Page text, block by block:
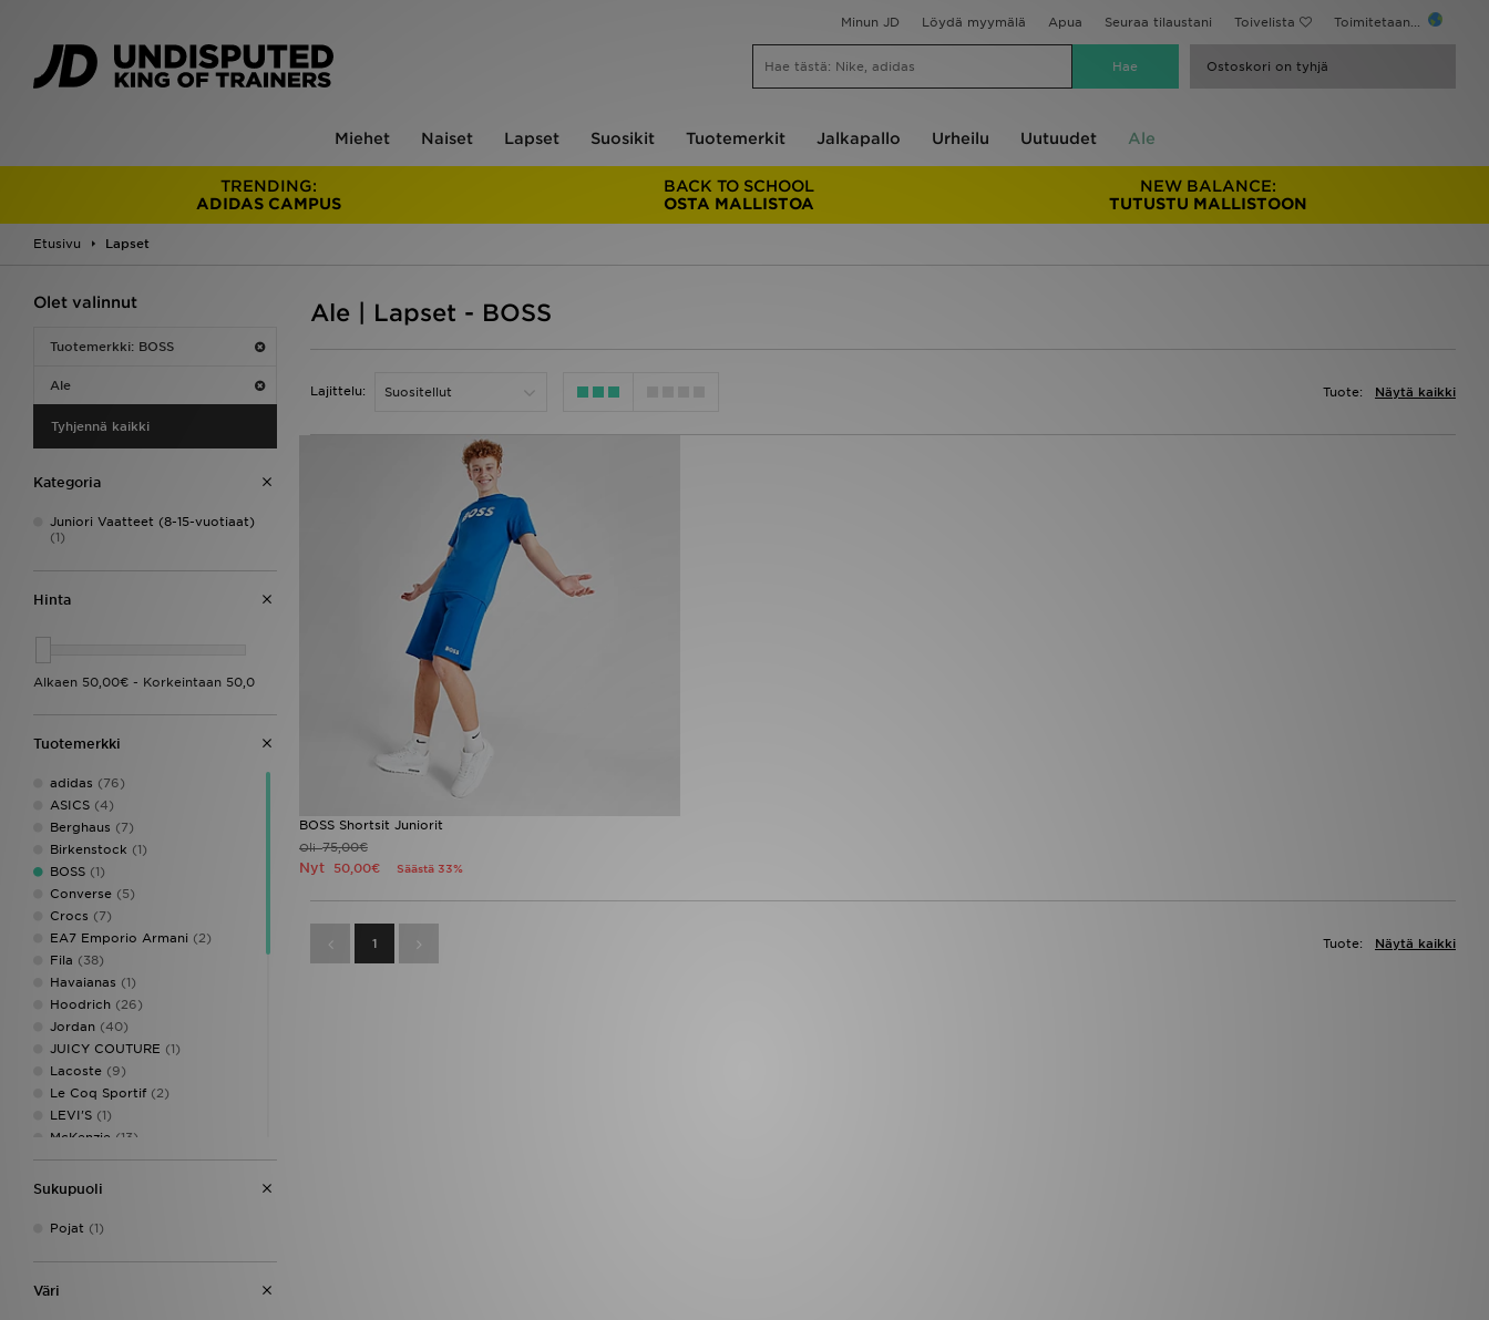
Minun JD Löydä myymälä Apua Seuraa tilaustani Toivelista Toimitetaan...
Ostoskori on tyhjä
Miehet Naiset Lapset Suosikit Tuotemerkit Jalkapallo Urheilu Uutuudet Ale
TRENDING:
ADIDAS CAMPUS
BACK TO SCHOOL
OSTA MALLISTOA
NEW BALANCE:
TUTUSTU MALLISTOON
Etusivu Lapset
Olet valinnut
Tuotemerkki: BOSS
Ale
Tyhjennä kaikki
Kategoria
Juniori Vaatteet (8-15-vuotiaat)
(1)
Hinta
Tuotemerkki
adidas (76)
ASICS (4)
Berghaus (7)
Birkenstock (1)
BOSS (1)
Converse (5)
Crocs (7)
EA7 Emporio Armani (2)
Fila (38)
Havaianas (1)
Hoodrich (26)
Jordan (40)
JUICY COUTURE (1)
Lacoste (9)
Le Coq Sportif (2)
LEVI'S (1)
McKenzie (13)
MONTIREX(11)
New Balance
On Running
Reebok
Sukupuoli
Pojat (1)
Väri
Ale | Lapset - BOSS
Lajittelu: Näytä kaikki
Tuote:
BOSS Shortsit Juniorit
Oli75,00€
Nyt 50,00€ Säästä 33%
1 Näytä kaikki
Tuote: